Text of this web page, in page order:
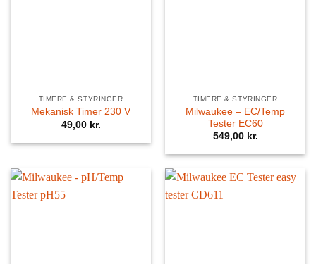
TIMERE & STYRINGER
Mekanisk Timer 230 V
49,00 kr.
TIMERE & STYRINGER
Milwaukee – EC/Temp
Tester EC60
549,00 kr.